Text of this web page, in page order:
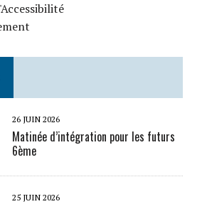
26 JUIN 2026
Matinée d’intégration pour les futurs
6ème
25 JUIN 2026